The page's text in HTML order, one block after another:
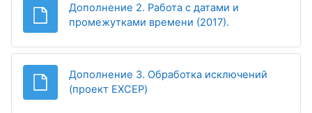
Дополнение 2. Работа с датами и
промежутками времени (2017).
Дополнение 3. Обработка исключений
(проект EXCEP)